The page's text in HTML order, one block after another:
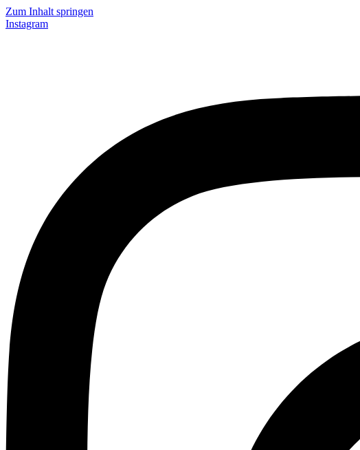
Zum Inhalt springen
Instagram